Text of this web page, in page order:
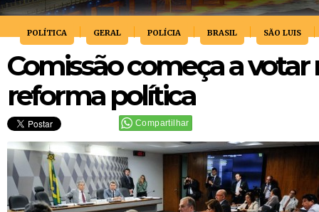
POLÍTICA GERAL POLÍCIA BRASIL SÃO LUIS
Comissão começa a votar
reforma política
Compartilhar